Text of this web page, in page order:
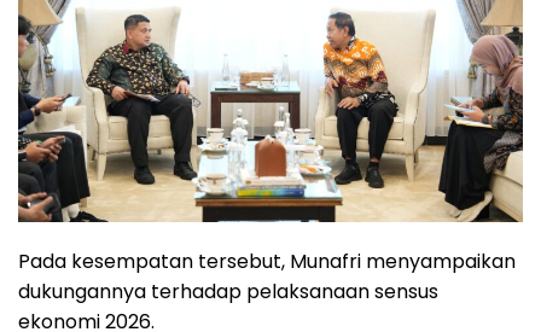
Pada kesempatan tersebut, Munafri menyampaikan
dukungannya terhadap pelaksanaan sensus
ekonomi 2026.